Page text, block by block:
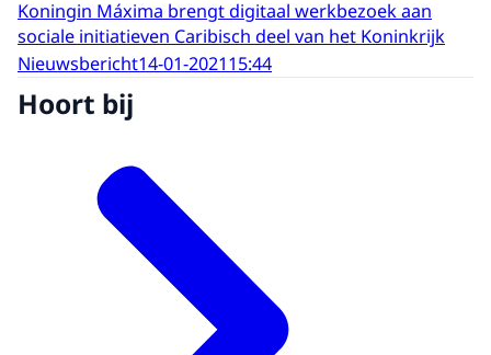
Koningin Máxima brengt digitaal werkbezoek aan
sociale initiatieven Caribisch deel van het Koninkrijk
Nieuwsbericht14-01-202115:44
Hoort bij